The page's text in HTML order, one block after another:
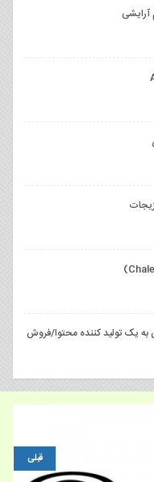
آرایشی
به یک تولید کننده محتوا/فروش
قبلی